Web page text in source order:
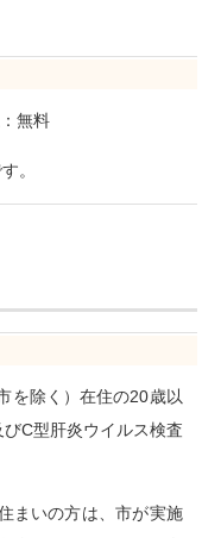
無料
。
を除く）在住の20歳以
C型肝炎ウイルス検査
まいの方は、市が実施